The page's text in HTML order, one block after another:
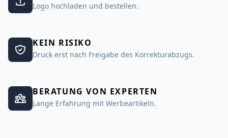
Logo hochladen und bestellen.
KEIN RISIKO
Druck erst nach Freigabe des Korrekturabzugs.
BERATUNG VON EXPERTEN
Lange Erfahrung mit Werbeartikeln.